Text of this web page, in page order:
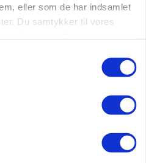
eller som de har indsamlet
Du samtykker til vores
mod ny